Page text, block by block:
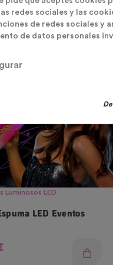
Luminosos LED
LED Eventos
redes sociales y las
de redes sociales y
de datos personales